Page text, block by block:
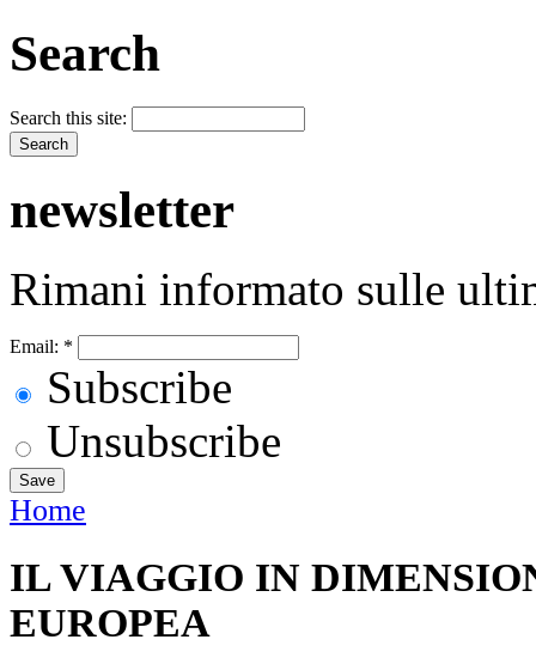
Search
Search this site:
newsletter
Rimani informato sulle
Email: *
Subscribe
Unsubscribe
Home
IL VIAGGIO IN
EUROPEA